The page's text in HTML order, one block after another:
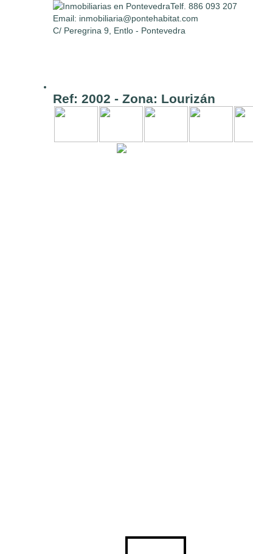
Telf. 886 093 207
Email: inmobiliaria@pontehabitat.com
C/ Peregrina 9, Entlo - Pontevedra
Ref: 2002 - Zona: Lourizán